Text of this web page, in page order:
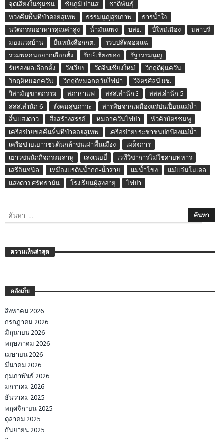
จุดเสี่ยงในชุมชน
ชัยภูมิ ป่าแส
ชาติพันธุ์
ทวงคืนพื้นที่ป่าดอยสุเทพ
ธรรมนูญสุขภาพ
ธารน้ำใจ
นวัตกรรมอาหารคุณค่าสูง
น้ำมันแพง บสย. ปี๋ใหม่เมือง
มลาบรี
มองแวดบ้าน
ยื่นหนังสือกกต.
รวบปลัดจอมแฉ
รวมพลคนอยากเลือกตั้ง
รักษ์เชียงของ
รัฐธรรมนูญ
รับรองผลเลือกตั้ง
วังเวียง วัดจีนเชียงใหม่
วิกฤติฝุ่นควัน
วิกฤติหมอกควัน
วิกฤติหมอกควันไฟป่า
วิจิตรศิลป์ มช.
วิสามัญฆาตกรรม
สภากาแฟ สสส.สำนัก 3
สสส.สำนัก 5
สสส.สำนัก 6
สังคมสุขภาวะ
สารพิษจากเหมืองแร่ปนเปื้อนแม่น้ำ
สิ้นแสงดาว
สื่อสร้างสรรค์ หมอกควันไฟป่า
หัวคิวบัตรชมพู
เครือข่ายขอคืนพื้นที่ป่าดอยสุเทพ
เครือข่ายประชาชนปกป้องแม่น้ำ
เครือข่ายเยาวชนต้นกล้าชนเผ่าพื้นเมือง
เผด็จการ
เยาวชนนักกิจกรรมลาหู่
เล่งเน่ยยี่
เวทีวิชาการไม่ใช่ค่ายทหาร
เสรีอินทนิล
เหมืองแร่ต้นน้ำกก-น้ำสาย แม่น้ำโขง
แม่แจ่มโมเดล
แสงดาว ศรัทธามั่น
โรงเรียนผู้สูงอายุ ไฟป่า
ความเห็นล่าสุด
คลังเก็บ
สิงหาคม 2026
กรกฎาคม 2026
มิถุนายน 2026
พฤษภาคม 2026
เมษายน 2026
มีนาคม 2026
กุมภาพันธ์ 2026
มกราคม 2026
ธันวาคม 2025
พฤศจิกายน 2025
ตุลาคม 2025
กันยายน 2025